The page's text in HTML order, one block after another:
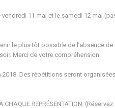
11 mai et le samedi 12 mai
le plus tôt possible de l’absence
Merci de votre compréhension.
Des répétitions seront
CHAQUE REPRÉSENTATION.